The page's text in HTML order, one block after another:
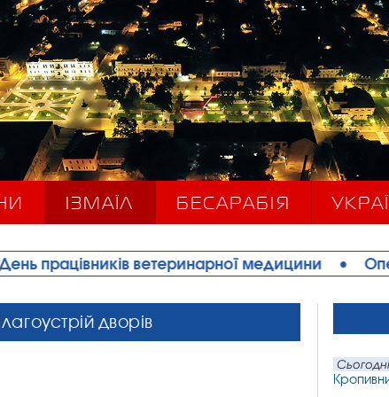
ІЗМАЇЛ БЕСАРАБІЯ
ветеринарної медицини • Оперативний штаб
дворів